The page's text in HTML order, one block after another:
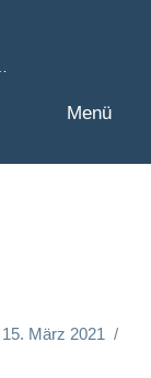
Menü
15. März 2021